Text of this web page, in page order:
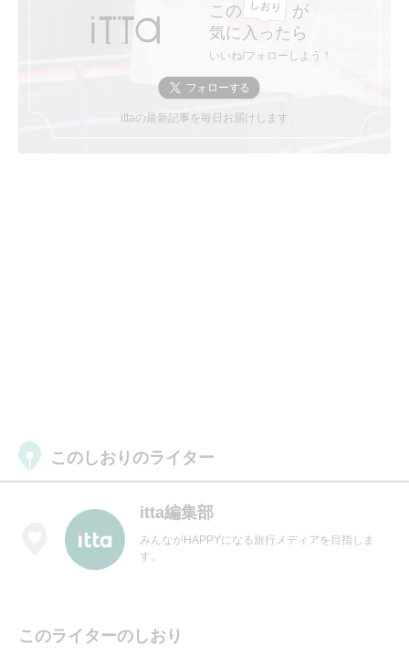
この
が
気に入ったら
いいね/フォローしよう！
ittaの最新記事を毎日お届けします
このしおりのライター
itta編集部
みんながHAPPYになる旅行メディアを目指しま
す。
このライターのしおり